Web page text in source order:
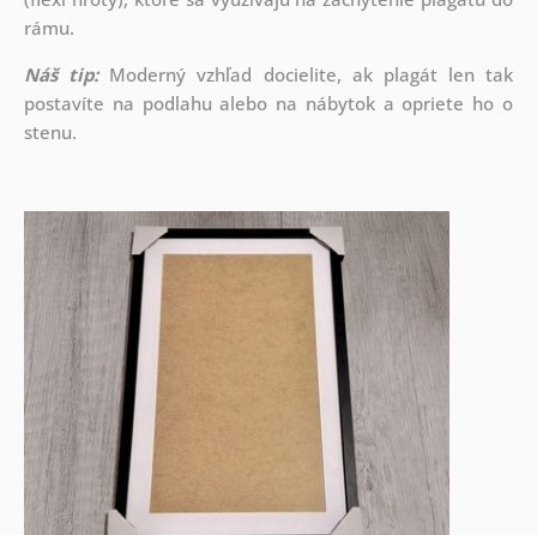
rámu.
Náš tip: Moderný vzhľad docielite, ak plagát len tak
postavíte na podlahu alebo na nábytok a opriete ho o
stenu.